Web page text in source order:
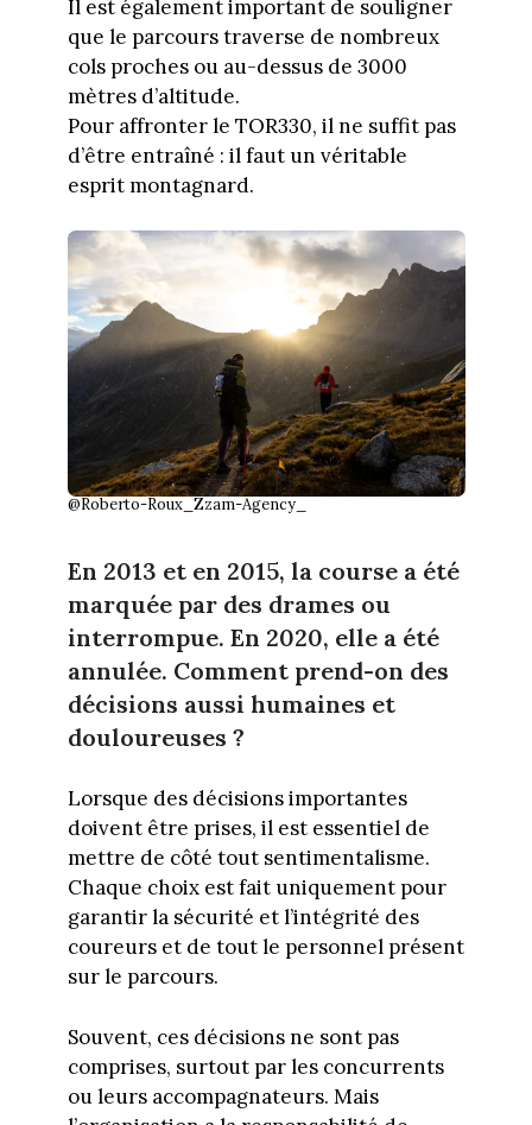
Il est également important de souligner
que le parcours traverse de nombreux
cols proches ou au-dessus de 3000
mètres d’altitude.
Pour affronter le TOR330, il ne suffit pas
d’être entraîné : il faut un véritable
esprit montagnard.
@Roberto-Roux_Zzam-Agency_
En 2013 et en 2015, la course a été
marquée par des drames ou
interrompue. En 2020, elle a été
annulée. Comment prend-on des
décisions aussi humaines et
douloureuses ?
Lorsque des décisions importantes
doivent être prises, il est essentiel de
mettre de côté tout sentimentalisme.
Chaque choix est fait uniquement pour
garantir la sécurité et l’intégrité des
coureurs et de tout le personnel présent
sur le parcours.
Souvent, ces décisions ne sont pas
comprises, surtout par les concurrents
ou leurs accompagnateurs. Mais